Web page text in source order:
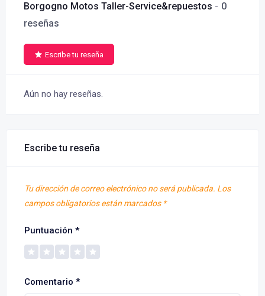
Borgogno Motos Taller-Service&repuestos
0
reseñas
Escribe tu reseña
Aún no hay reseñas.
Escribe tu reseña
Tu dirección de correo electrónico no será publicada. Los
campos obligatorios están marcados *
Puntuación *
Comentario *